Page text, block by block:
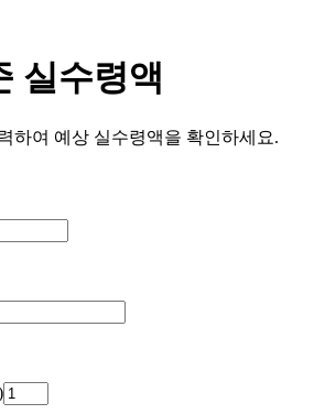
실수령액
하여 예상 실수령액을 확인하세요.